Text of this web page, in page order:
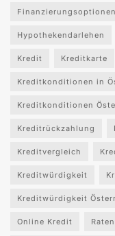
Finanzierungsoptionen
Hypothekendarlehen
Kredit Kreditkarte
Kreditkonditionen in
Kreditkonditionen
Kreditrückzahlung
Kreditvergleich
Kreditwürdigkeit
Kreditwürdigkeit
Online Kredit